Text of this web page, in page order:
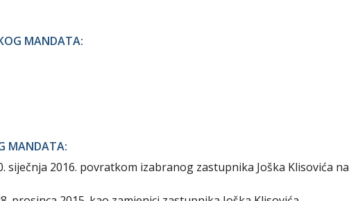
MANDATA:
MANDATA:
siječnja 2016. povratkom izabranog zastupnika Joška Klisovića na